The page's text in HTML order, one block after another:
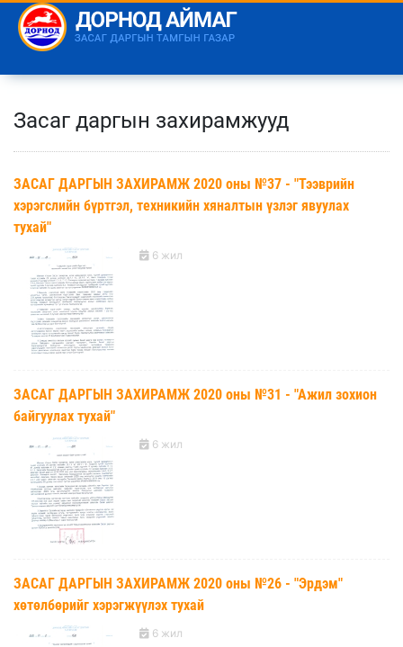
Засаг даргын захирамжууд
ЗАСАГ ДАРГЫН ЗАХИРАМЖ 2020 оны №37 - "Тээврийн
хэрэгслийн бүртгэл, техникийн хяналтын үзлэг явуулах
тухай"
6 жил
ЗАСАГ ДАРГЫН ЗАХИРАМЖ 2020 оны №31 - "Ажил зохион
байгуулах тухай"
6 жил
ЗАСАГ ДАРГЫН ЗАХИРАМЖ 2020 оны №26 - "Эрдэм"
хөтөлбөрийг хэрэгжүүлэх тухай
6 жил